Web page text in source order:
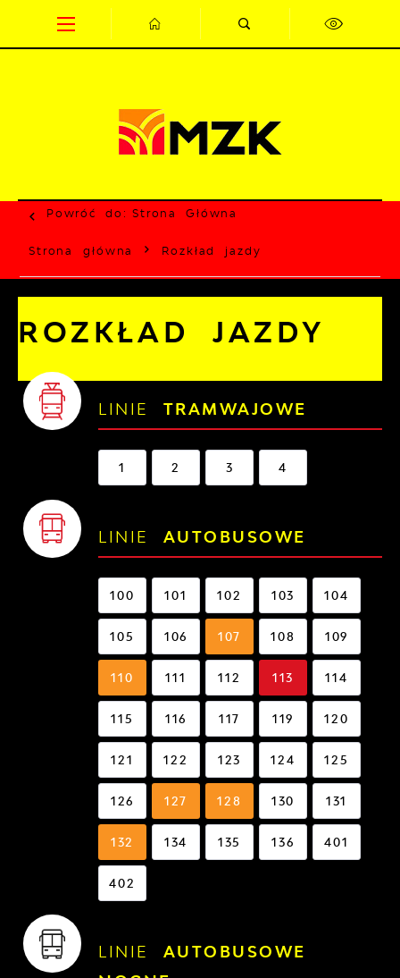
Przejdź do menu.
Przejdź do wyszukiwarki.
Przejdź do treści.
Przejdź do ustawień wielkości czcionki.
Wyłącz wersję kontrastową strony.
Powróć do: Strona Główna
Strona główna Rozkład jazdy
ROZKŁAD JAZDY
LINIE TRAMWAJOWE
1 2 3 4
LINIE AUTOBUSOWE
100 101 102 103 104
105 106 107 108 109
110 111 112 113 114
115 116 117 119 120
121 122 123 124 125
126 127 128 130 131
132 134 135 136 401
402
LINIE AUTOBUSOWE